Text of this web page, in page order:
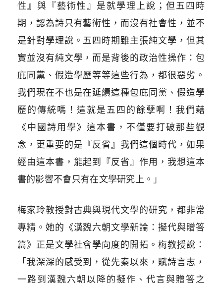
性』與『藝術性』是就學理上說；但五四時
期，認為詩只有藝術性，而沒有社會性，並不
是針對學理說。五四時期雖主張純文學，但其
實並沒有純文學，而是背後的政治性操作：包
庇同黨、假造學歷等等這些行為，都很惡劣。
我們現在不也是在延續這種包庇同黨、假造學
歷的傳統嗎！這就是五四的餘孽啊！我們藉
《中國詩用學》這本書，不僅要打破那些觀
念，更重要的是『反省』我們這個時代，如果
經由這本書，能起到『反省』作用，我想這本
書的影響不會只有在文學研究上。」
梅家玲教授對古典與現代文學的研究，都非常
專精。她的《漢魏六朝文學新論：擬代與贈答
篇》正是文學社會學向度的開拓。梅教授說：
「我深深的感受到，從先秦以來，賦詩言志，
一路到漢魏六朝以降的擬作、代言與贈答之